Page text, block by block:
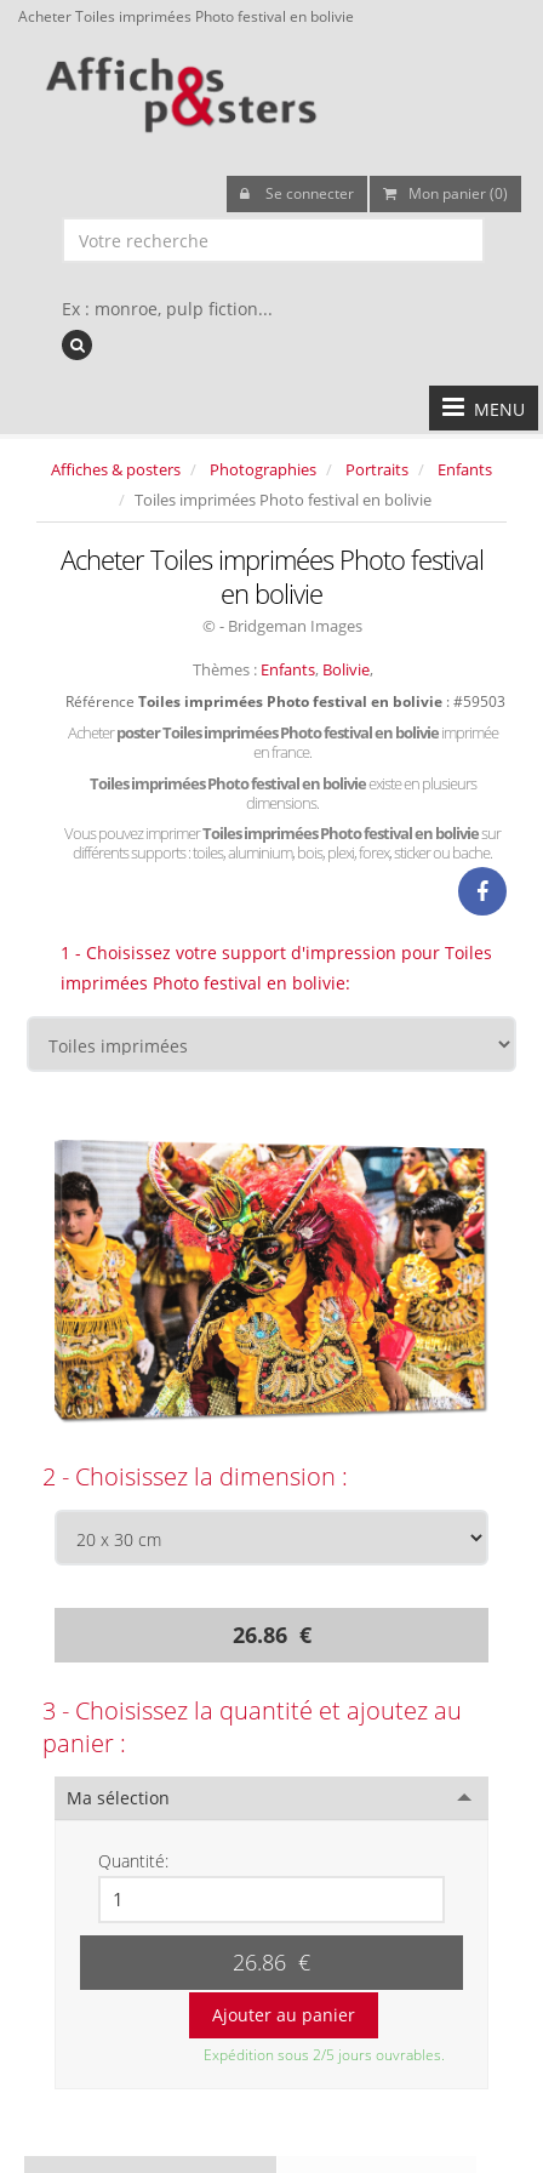
Acheter Toiles imprimées Photo festival en bolivie
Se connecter Mon panier (0)
Ex : monroe, pulp fiction...
MENU
Affiches & posters Photographies Portraits
Enfants
Toiles imprimées Photo festival en bolivie
Acheter Toiles imprimées Photo festival
en bolivie
© - Bridgeman Images
Thèmes : Enfants, Bolivie,
Référence Toiles imprimées Photo festival en bolivie : #59503
Acheterposter Toiles imprimées Photo festival en bolivieimprimée
en france.
Toiles imprimées Photo festival en bolivieexiste en plusieurs
dimensions.
Vous pouvez imprimerToiles imprimées Photo festival en boliviesur
différents supports : toiles, aluminium, bois, plexi, forex, sticker ou bache.
1 - Choisissez votre support d'impression pour Toiles
imprimées Photo festival en bolivie:
2 - Choisissez la dimension :
26.86 €
3 - Choisissez la quantité et ajoutez au
panier :
Ma sélection
Quantité:
26.86 €
Expédition sous 2/5 jours ouvrables.